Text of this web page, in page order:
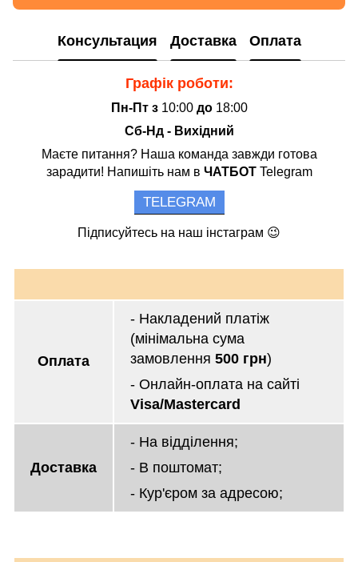
Консультация Доставка Оплата
Графік роботи:
Пн-Пт з 10:00до 18:00
Сб-Нд - Вихідний
Маєте питання? Наша команда завжди готова
зарадити! Напишіть нам в ЧАТБОТTelegram
TELEGRAM
Підписуйтесь на наш інстаграм 😉
Оплата
- Накладений платіж
(мінімальна сума
замовлення 500 грн)
- Онлайн-оплата на сайті
Visa/Mastercard
Доставка
- На відділення;
- В поштомат;
- Кур'єром за адресою;